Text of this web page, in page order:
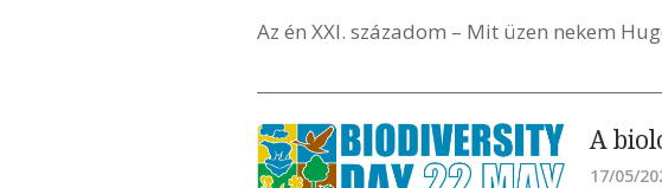
Az én XXI. századom – Mit üzen nekem
A
17/05/